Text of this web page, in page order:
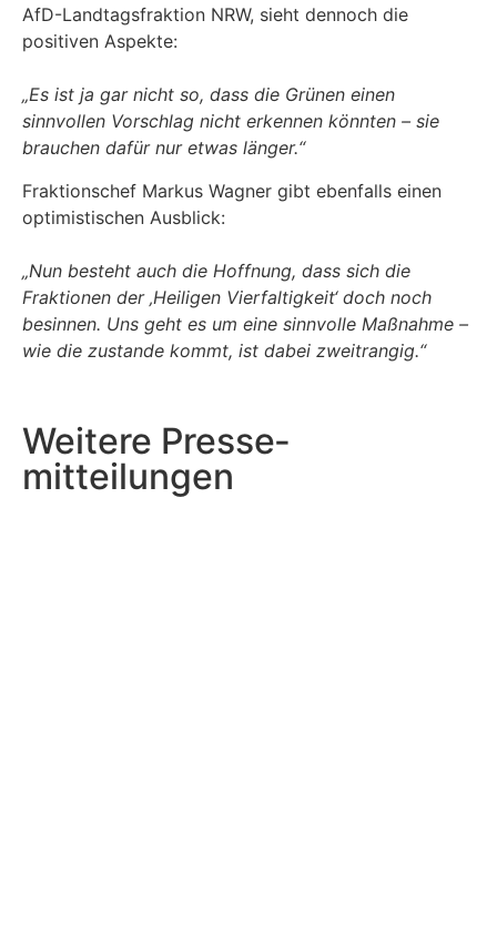
AfD-Landtagsfraktion NRW, sieht dennoch die
positiven Aspekte:
„Es ist ja gar nicht so, dass die Grünen einen
sinnvollen Vorschlag nicht erkennen könnten – sie
brauchen dafür nur etwas länger.“
Fraktionschef Markus Wagner gibt ebenfalls einen
optimistischen Ausblick:
„Nun besteht auch die Hoffnung, dass sich die
Fraktionen der ‚Heiligen Vierfaltigkeit‘ doch noch
besinnen. Uns geht es um eine sinnvolle Maßnahme –
wie die zustande kommt, ist dabei zweitrangig.“
Weitere Presse­
mitteilungen